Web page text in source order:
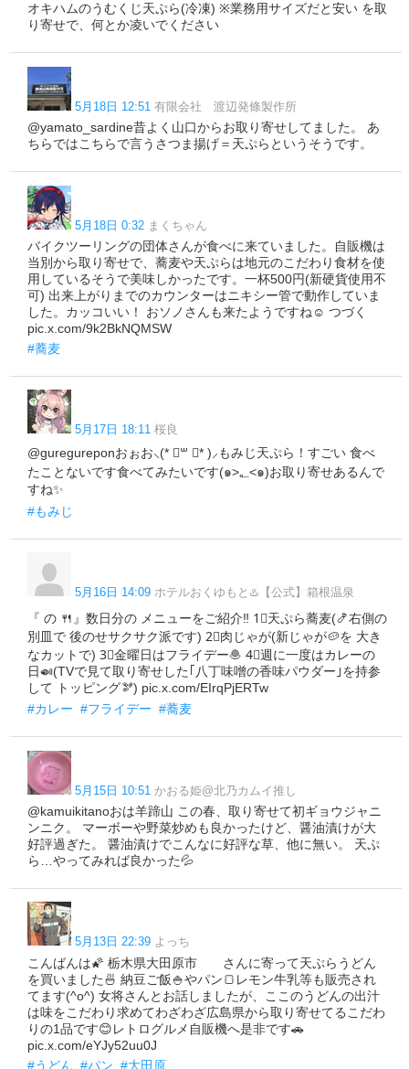
オキハムのうむくじ天ぷら(冷凍) ※業務用サイズだと安い を取
り寄せで、何とか凌いでください
5月18日 12:51 有限会社 渡辺発條製作所
@yamato_sardine昔よく山口からお取り寄せしてました。 あ
ちらではこちらで言うさつま揚げ＝天ぷらというそうです。
5月18日 0:32 まくちゃん
バイクツーリングの団体さんが食べに来ていました。自販機は
当別から取り寄せで、蕎麦や天ぷらは地元のこだわり食材を使
用しているそうで美味しかったです。一杯500円(新硬貨使用不
可) 出来上がりまでのカウンターはニキシー管で動作していま
した。カッコいい！ おソノさんも来たようですね☺️ つづく
pic.x.com/9k2BkNQMSW
#蕎麦
5月17日 18:11 桜良
@guregureponおぉお⸜(* ॑꒳ ॑* )⸝もみじ天ぷら！すごい 食べ
たことないです食べてみたいです(๑>؂<๑)お取り寄せあるんで
すね✨
#もみじ
5月16日 14:09 ホテルおくゆもと♨️【公式】箱根温泉
『 の 🍴』数日分の メニューをご紹介‼️ 1⃣天ぷら蕎麦(🍤右側の
別皿で 後のせサクサク派です) 2⃣肉じゃが(新じゃが🥔を 大き
なカットで) 3⃣金曜日はフライデー🧆 4⃣週に一度はカレーの
日🍛(TVで見て取り寄せした｢八丁味噌の香味パウダー｣を持参
して トッピング🫘) pic.x.com/EIrqPjERTw
#カレー #フライデー #蕎麦
5月15日 10:51 かおる姫@北乃カムイ推し
@kamuikitanoおは羊蹄山 この春、取り寄せて初ギョウジャニ
ンニク。 マーボーや野菜炒めも良かったけど、醤油漬けが大
好評過ぎた。 醤油漬けでこんなに好評な草、他に無い。 天ぷ
ら…やってみれば良かった💦
5月13日 22:39 よっち
こんばんは🌠 栃木県大田原市 さんに寄って天ぷらうどん
を買いました🍜 納豆ご飯🍚やパン🍞レモン牛乳等も販売され
てます(^o^) 女将さんとお話しましたが、ここのうどんの出汁
は味をこだわり求めてわざわざ広島県から取り寄せてるこだわ
りの1品です😊レトログルメ自販機へ是非です🚗
pic.x.com/eYJy52uu0J
#うどん #パン #大田原